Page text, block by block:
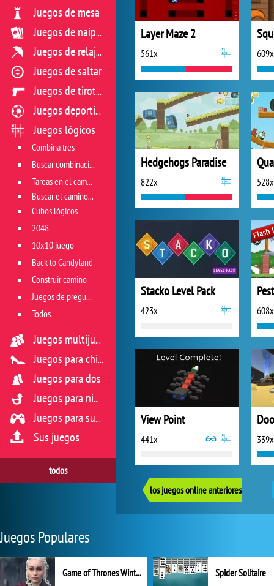
Layer Maze 2
561x 609x
Hedgehogs Paradise
822x 528x
Stacko Level Pack
423x 608x
View Point
441x 339x
los juegos online anteriores
Juegos de mesa
Juegos de naipes
Juegos de relajación
Juegos de saltar
Juegos de tiroteo
Juegos deportivos
Juegos lógicos
Combina tres
Buscar combinación
Tareas en el campo de juego
Buscar el camino correcto
Cubos lógicos
2048
10x10 juego
Back to Candyland
Construir camino
Juegos de preguntas
Todos
Juegos multijugador
Juegos para chicas
Juegos para dos
Juegos para niños
Juegos para sus reflejos
Sus juegos
todos
Juegos Populares
Game of Thrones Winter is Coming Spider Solitaire